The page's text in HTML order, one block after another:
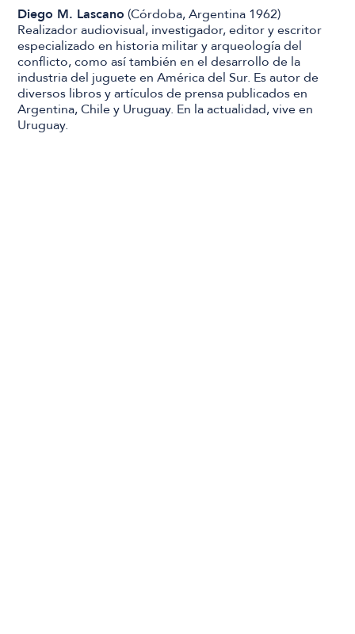
Diego M. Lascano (Córdoba, Argentina 1962)
Realizador audiovisual, investigador, editor y escritor
especializado en historia militar y arqueología del
conflicto, como así también en el desarrollo de la
industria del juguete en América del Sur. Es autor de
diversos libros y artículos de prensa publicados en
Argentina, Chile y Uruguay. En la actualidad, vive en
Uruguay.